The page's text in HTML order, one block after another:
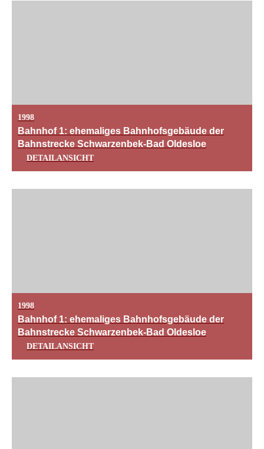
1998
Bahnhof 1: ehemaliges Bahnhofsgebäude der
Bahnstrecke Schwarzenbek-Bad Oldesloe
DETAILANSICHT
1998
Bahnhof 1: ehemaliges Bahnhofsgebäude der
Bahnstrecke Schwarzenbek-Bad Oldesloe
DETAILANSICHT